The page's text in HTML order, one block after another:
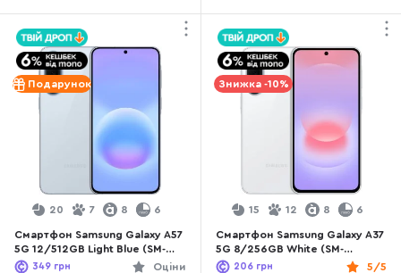
Подарунок
20 7 8 6
Смартфон Samsung Galaxy A57
5G 12/512GB Light Blue (SM-
A576BLBHEUC)
Оціни
349 грн
Знижка -10%
15 12 8 6
Смартфон Samsung Galaxy A37
5G 8/256GB White (SM-
A376BZWGEUC)
5/5
206 грн